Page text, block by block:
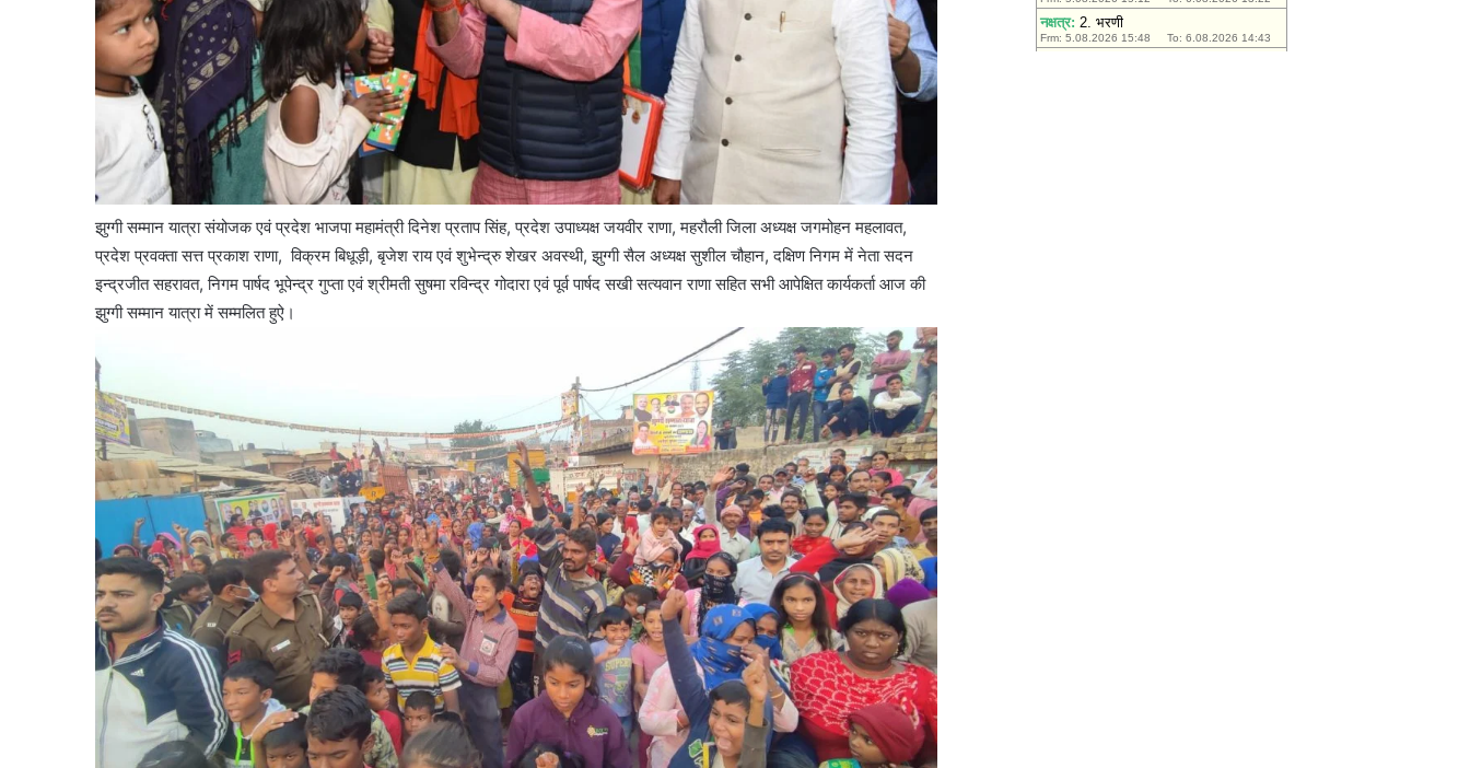
झुग्गी सम्मान यात्रा संयोजक एवं प्रदेश भाजपा महामंत्री दिनेश प्रताप सिंह, प्रदेश उपाध्यक्ष जयवीर राणा, महरौली जिला अध्यक्ष जगमोहन महलावत,
प्रदेश प्रवक्ता सत्त प्रकाश राणा, विक्रम बिधूड़ी, बृजेश राय एवं शुभेन्द्रु शेखर अवस्थी, झुग्गी सैल अध्यक्ष सुशील चौहान, दक्षिण निगम में नेता सदन
इन्द्रजीत सहरावत, निगम पार्षद भूपेन्द्र गुप्ता एवं श्रीमती सुषमा रविन्द्र गोदारा एवं पूर्व पार्षद सखी सत्यवान राणा सहित सभी आपेक्षित कार्यकर्ता आज की
झुग्गी सम्मान यात्रा में सम्मलित हुऐ।